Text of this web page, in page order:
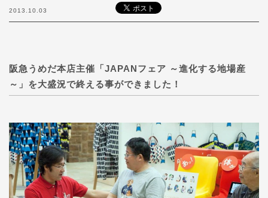
2013.10.03
阪急うめだ本店主催「JAPANフェア ～進化する地場産
～」を大盛況で終える事ができました！